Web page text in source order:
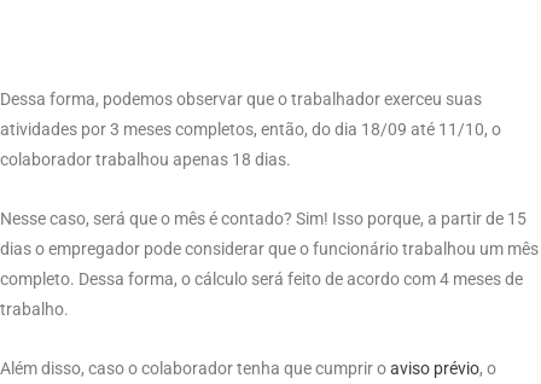
Dessa forma, podemos observar que o trabalhador exerceu suas
atividades por 3 meses completos, então, do dia 18/09 até 11/10, o
colaborador trabalhou apenas 18 dias.
Nesse caso, será que o mês é contado? Sim! Isso porque, a partir de 15
dias o empregador pode considerar que o funcionário trabalhou um mês
completo. Dessa forma, o cálculo será feito de acordo com 4 meses de
trabalho.
Além disso, caso o colaborador tenha que cumprir oaviso prévio, o